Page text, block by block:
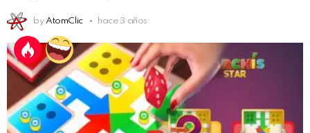
by AtomClic hace 3 años